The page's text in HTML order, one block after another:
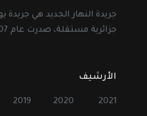
جريدة النهار الجديد هي جريدة
جزائرية مستقلة، صدرت عام 2007.
الأرشيف
2021
2020
2019